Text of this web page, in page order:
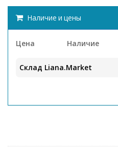
Наличие и цены
Цена Наличие
Склад Liana.Market